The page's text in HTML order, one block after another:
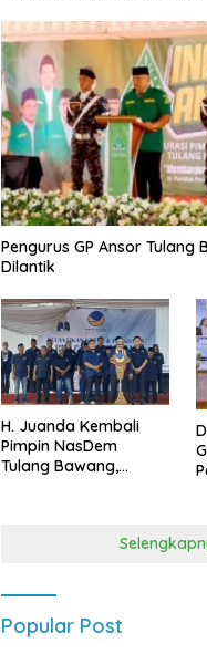
Pengurus GP Ansor Tulang
Dilantik
H. Juanda Kembali
Pimpin NasDem
Tulang Bawang,
Popular Post